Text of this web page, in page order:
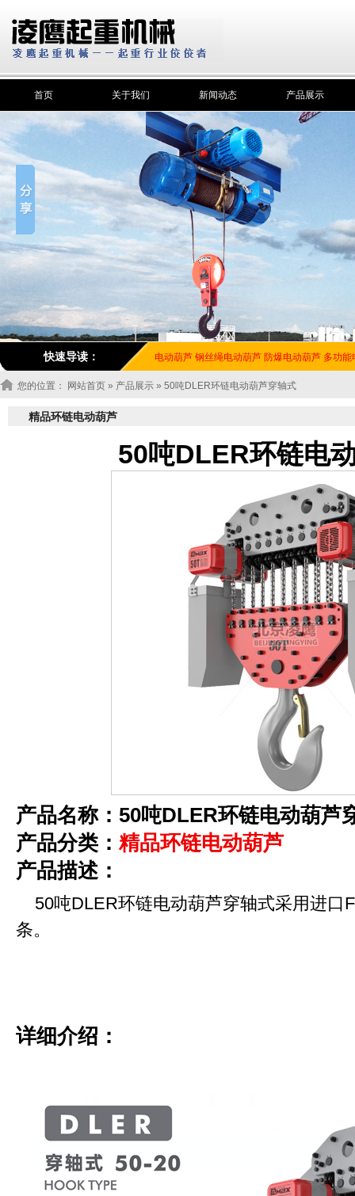
首页 关于我们 新闻动态 产品展示
快速导读： 电动葫芦 钢丝绳电动葫芦 防爆电动葫芦 多功能
您的位置： 网站首页 » 产品展示 » 50吨DLER环链电动葫芦穿轴式
精品环链电动葫芦
50吨DLER环链电
产品名称：50吨DLER环链电动葫芦
产品分类： 精品环链电动葫芦
产品描述：
50吨DLER环链电动葫芦穿轴式采用进口
条。
详细介绍：